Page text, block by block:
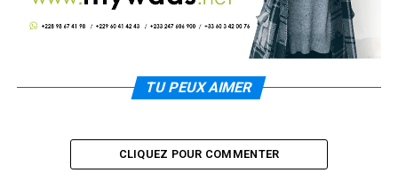
TU PEUX AIMER
CLIQUEZ POUR COMMENTER